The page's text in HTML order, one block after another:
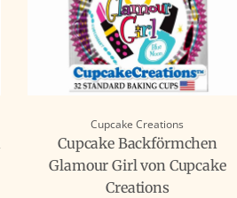
Cupcake Creations
Cupcake Backförmchen
Glamour Girl von Cupcake
Creations